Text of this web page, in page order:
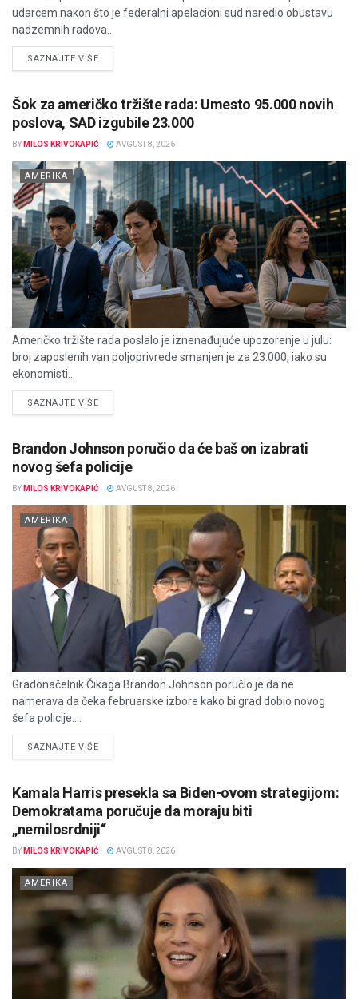
udarcem nakon što je federalni apelacioni sud naredio obustavu
nadzemnih radova...
SAZNAJTE VIŠEDETAILS
Šok za američko tržište rada: Umesto 95.000 novih
poslova, SAD izgubile 23.000
BY MILOS KRIVOKAPIĆ AVGUST 8, 2026
AMERIKA
Američko tržište rada poslalo je iznenađujuće upozorenje u julu:
broj zaposlenih van poljoprivrede smanjen je za 23.000, iako su
ekonomisti...
SAZNAJTE VIŠEDETAILS
Brandon Johnson poručio da će baš on izabrati
novog šefa policije
BY MILOS KRIVOKAPIĆ AVGUST 8, 2026
AMERIKA
Gradonačelnik Čikaga Brandon Johnson poručio je da ne
namerava da čeka februarske izbore kako bi grad dobio novog
šefa policije....
SAZNAJTE VIŠEDETAILS
Kamala Harris presekla sa Biden-ovom strategijom:
Demokratama poručuje da moraju biti
„nemilosrdniji“
BY MILOS KRIVOKAPIĆ AVGUST 8, 2026
AMERIKA